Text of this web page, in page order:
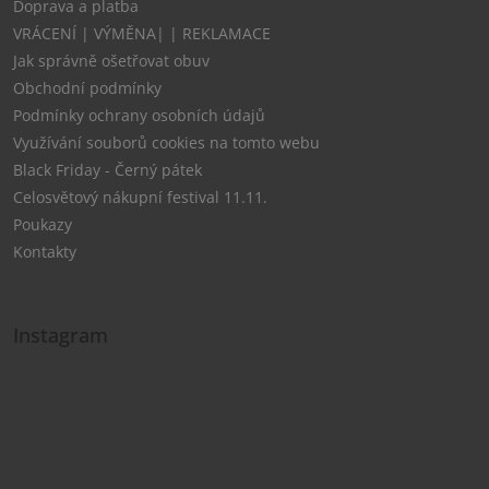
Doprava a platba
VRÁCENÍ | VÝMĚNA| | REKLAMACE
Jak správně ošetřovat obuv
Obchodní podmínky
Podmínky ochrany osobních údajů
Využívání souborů cookies na tomto webu
Black Friday - Černý pátek
Celosvětový nákupní festival 11.11.
Poukazy
Kontakty
Instagram